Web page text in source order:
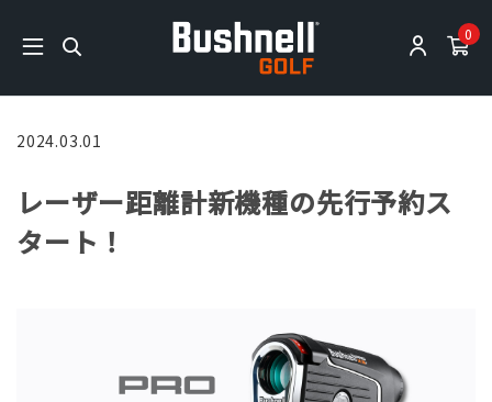
0
2024.03.01
レーザー距離計新機種の先行予約ス
タート！